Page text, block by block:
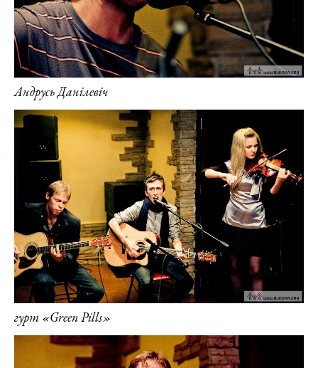
Андрусь Данілевіч
гурт «Green Pills»